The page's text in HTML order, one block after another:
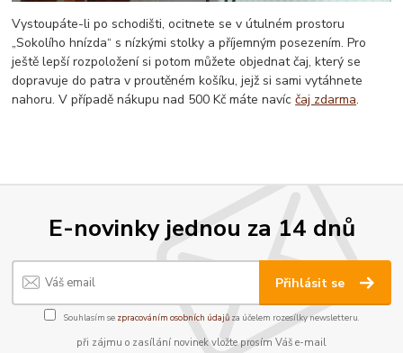
Vystoupáte-li po schodišti, ocitnete se v útulném prostoru
„Sokolího hnízda“ s nízkými stolky a příjemným posezením. Pro
ještě lepší rozpoložení si potom můžete objednat čaj, který se
dopravuje do patra v proutěném košíku, jejž si sami vytáhnete
nahoru. V případě nákupu nad 500 Kč máte navícčaj zdarma.
E-novinky jednou za 14 dnů
Přihlásit se
Souhlasím se zpracováním osobních údajůza účelem rozesílky newsletteru.
při zájmu o zasílání novinek vložte prosím Váš e-mail